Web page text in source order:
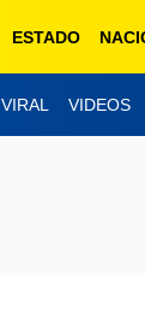
ESTADO
VIRAL VIDEOS